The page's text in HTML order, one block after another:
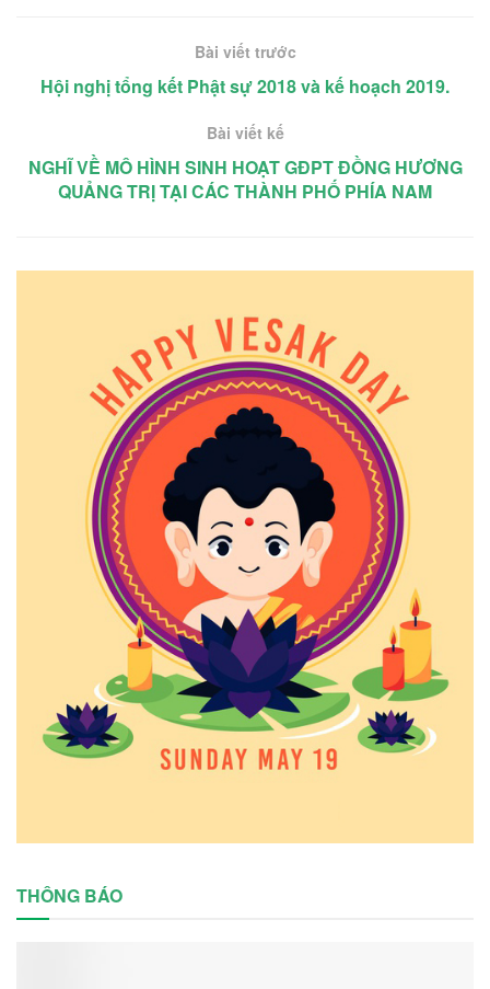
Bài viết trước
Hội nghị tổng kết Phật sự 2018 và kế hoạch 2019.
Bài viết kế
NGHĨ VỀ MÔ HÌNH SINH HOẠT GĐPT ĐỒNG HƯƠNG
QUẢNG TRỊ TẠI CÁC THÀNH PHỐ PHÍA NAM
THÔNG BÁO